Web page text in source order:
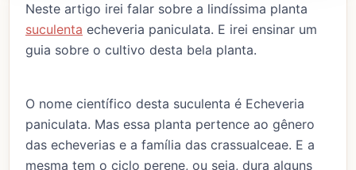
Neste artigo irei falar sobre a lindíssima planta
suculenta echeveria paniculata. E irei ensinar um
guia sobre o cultivo desta bela planta.
O nome científico desta suculenta é Echeveria
paniculata. Mas essa planta pertence ao gênero
das echeverias e a família das crassualceae. E a
mesma tem o ciclo perene, ou seja, dura alguns